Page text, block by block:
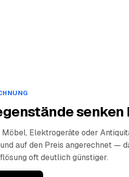
senken
Elektrogeräte oder
auf den Preis angerechnet —
oft deutlich günstiger.